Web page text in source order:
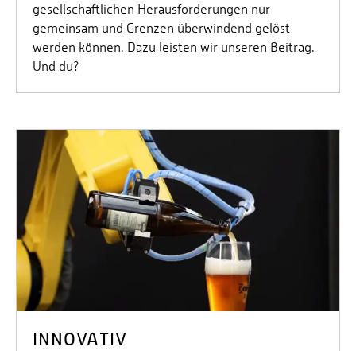
gesellschaftlichen Herausforderungen nur
gemeinsam und Grenzen überwindend gelöst
werden können. Dazu leisten wir unseren Beitrag.
Und du?
INNOVATIV